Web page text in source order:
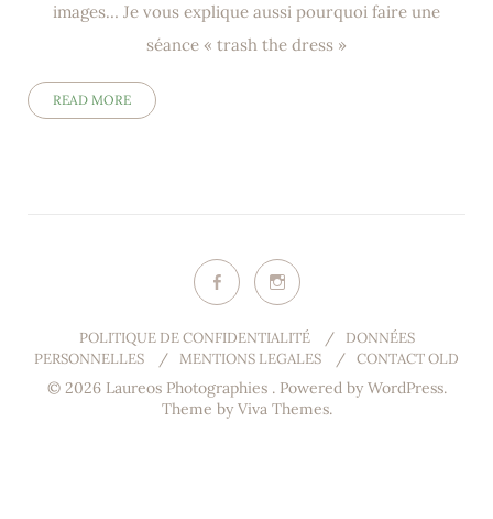
images… Je vous explique aussi pourquoi faire une
séance « trash the dress »
READ MORE
POLITIQUE DE CONFIDENTIALITÉ /
DONNÉES
PERSONNELLES
/ MENTIONS LEGALES / CONTACT OLD
© 2026 Laureos Photographies . Powered by WordPress.
Theme by Viva Themes.